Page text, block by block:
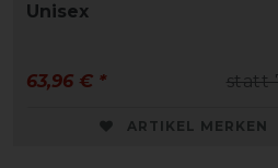
Unisex
statt
63,96 € *
ARTIKEL MERKEN